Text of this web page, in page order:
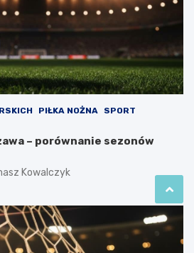
PIŁKA NOŻNA
SPORT
– porównanie sezonów
Kowalczyk